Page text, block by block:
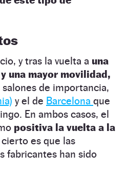
y tras la vuelta a una
una mayor movilidad,
de importancia,
y el de Barcelona que
En ambos casos, el
positiva la vuelta a la
es que las
fabricantes han sido